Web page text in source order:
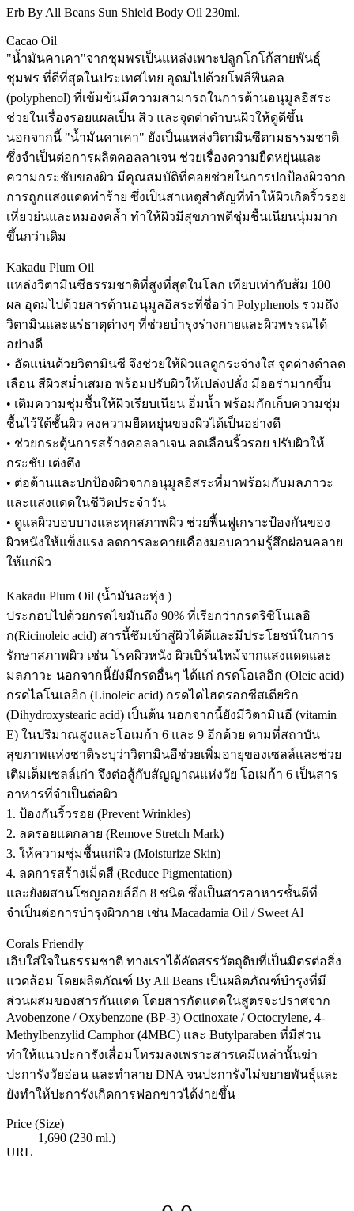
Erb By All Beans Sun Shield Body Oil 230ml.
Cacao Oil
"น้ำมันคาเคา"จากชุมพรเป็นแหล่งเพาะปลูกโกโก้สายพันธุ์
ชุมพร ที่ดีที่สุดในประเทศไทย อุดมไปด้วยโพลีฟีนอล
(polyphenol) ที่เข้มข้นมีความสามารถในการต้านอนุมูลอิสระ
ช่วยในเรื่องรอยแผลเป็น สิว และจุดด่าดำบนผิวให้ดูดีขึ้น
นอกจากนี้ "น้ำมันคาเคา" ยังเป็นแหล่งวิตามินซีตามธรรมชาติ
ซึ่งจำเป็นต่อการผลิตคอลลาเจน ช่วยเรื่องความยืดหยุ่นและ
ความกระชับของผิว มีคุณสมบัติที่คอยช่วยในการปกป้องผิวจาก
การถูกแสงแดดทำร้าย ซึ่งเป็นสาเหตุสำคัญที่ทำให้ผิวเกิดริ้วรอย
เหี่ยวย่นและหมองคล้ำ ทำให้ผิวมีสุขภาพดีชุ่มชื้นเนียนนุ่มมาก
ขึ้นกว่าเดิม
Kakadu Plum Oil
แหล่งวิตามินซีธรรมชาติที่สูงที่สุดในโลก เทียบเท่ากับส้ม 100
ผล อุดมไปด้วยสารต้านอนุมูลอิสระที่ชื่อว่า Polyphenols รวมถึง
วิตามินและแร่ธาตุต่างๆ ที่ช่วยบำรุงร่างกายและผิวพรรณได้
อย่างดี
• อัดแน่นด้วยวิตามินซี จึงช่วยให้ผิวแลดูกระจ่างใส จุดด่างดำลด
เลือน สีผิวสม่ำเสมอ พร้อมปรับผิวให้เปล่งปลั่ง มีออร่ามากขึ้น
• เติมความชุ่มชื้นให้ผิวเรียบเนียน อิ่มน้ำ พร้อมกักเก็บความชุ่ม
ชื้นไว้ใต้ชั้นผิว คงความยืดหยุ่นของผิวได้เป็นอย่างดี
• ช่วยกระตุ้นการสร้างคอลลาเจน ลดเลือนริ้วรอย ปรับผิวให้
กระชับ เต่งตึง
• ต่อต้านและปกป้องผิวจากอนุมูลอิสระที่มาพร้อมกับมลภาวะ
และแสงแดดในชีวิตประจำวัน
• ดูแลผิวบอบบางและทุกสภาพผิว ช่วยฟื้นฟูเกราะป้องกันของ
ผิวหนังให้แข็งแรง ลดการละคายเคืองมอบความรู้สึกผ่อนคลาย
ให้แก่ผิว
Kakadu Plum Oil (น้ำมันละหุ่ง )
ประกอบไปด้วยกรดไขมันถึง 90% ที่เรียกว่ากรดริซิโนเลอิ
ก(Ricinoleic acid) สารนี้ซึมเข้าสู่ผิวได้ดีและมีประโยชน์ในการ
รักษาสภาพผิว เช่น โรคผิวหนัง ผิวเบิร์นไหม้จากแสงแดดและ
มลภาวะ นอกจากนี้ยังมีกรดอื่นๆ ได้แก่ กรดโอเลอิก (Oleic acid)
กรดไลโนเลอิก (Linoleic acid) กรดไดไฮดรอกซีสเตียริก
(Dihydroxystearic acid) เป็นต้น นอกจากนี้ยังมีวิตามินอี (vitamin
E) ในปริมาณสูงและโอเมก้า 6 และ 9 อีกด้วย ตามที่สถาบัน
สุขภาพแห่งชาติระบุว่าวิตามินอีช่วยเพิ่มอายุของเซลล์และช่วย
เติมเต็มเซลล์เก่า จึงต่อสู้กับสัญญาณแห่งวัย โอเมก้า 6 เป็นสาร
อาหารที่จำเป็นต่อผิว
1. ป้องกันริ้วรอย (Prevent Wrinkles)
2. ลดรอยแตกลาย (Remove Stretch Mark)
3. ให้ความชุ่มชื้นแก่ผิว (Moisturize Skin)
4. ลดการสร้างเม็ดสี (Reduce Pigmentation)
และยังผสานโซญออยล์อีก 8 ชนิด ซึ่งเป็นสารอาหารชั้นดีที่
จำเป็นต่อการบำรุงผิวกาย เช่น Macadamia Oil / Sweet Al
Corals Friendly
เอิบใส่ใจในธรรมชาติ ทางเราได้คัดสรรวัตถุดิบที่เป็นมิตรต่อสิ่ง
แวดล้อม โดยผลิตภัณฑ์ By All Beans เป็นผลิตภัณฑ์บำรุงที่มี
ส่วนผสมของสารกันแดด โดยสารกัดแดดในสูตรจะปราศจาก
Avobenzone / Oxybenzone (BP-3) Octinoxate / Octocrylene, 4-
Methylbenzylid Camphor (4MBC) และ Butylparaben ที่มีส่วน
ทำให้แนวปะการังเสื่อมโทรมลงเพราะสารเคมีเหล่านั้นฆ่า
ปะการังวัยอ่อน และทำลาย DNA จนปะการังไม่ขยายพันธุ์และ
ยังทำให้ปะการังเกิดการฟอกขาวได้ง่ายขึ้น
Price (Size)
1,690 (230 ml.)
URL